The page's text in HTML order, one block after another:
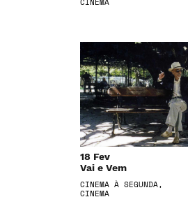
18 Fev
Vai e Vem
CINEMA À SEGUNDA,
CINEMA